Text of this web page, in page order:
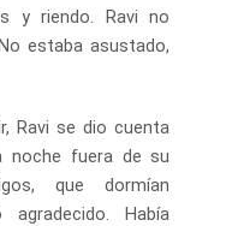
y riendo. Ravi no
estaba asustado,
Ravi se dio cuenta
noche fuera de su
que dormían
Había